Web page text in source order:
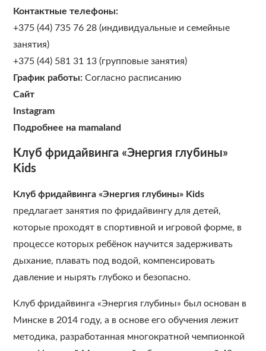
Контактные телефоны:
+375 (44) 735 76 28 (индивидуальные и семейные
занятия)
+375 (44) 581 31 13 (групповые занятия)
График работы: Согласно расписанию
Сайт
Instagram
Подробнее на mamaland
Клуб фридайвинга «Энергия глубины»
Kids
Клуб фридайвинга «Энергия глубины» Kids
предлагает занятия по фридайвингу для детей,
которые проходят в спортивной и игровой форме, в
процессе которых ребёнок научится задерживать
дыхание, плавать под водой, компенсировать
давление и нырять глубоко и безопасно.
Клуб фридайвинга «Энергия глубины» был основан в
Минске в 2014 году, а в основе его обучения лежит
методика, разработанная многократной чемпионкой